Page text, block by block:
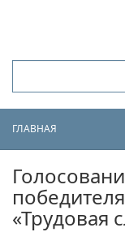
ГЛАВНАЯ
«Трудовая